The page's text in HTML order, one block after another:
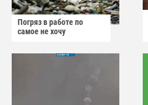
Погряз в работе по
самое не хочу